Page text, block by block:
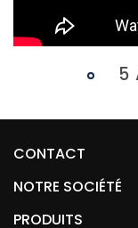
5
CONTACT
NOTRE SOCIÉTÉ
PRODUITS